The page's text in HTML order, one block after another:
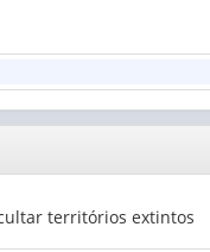
territórios extintos